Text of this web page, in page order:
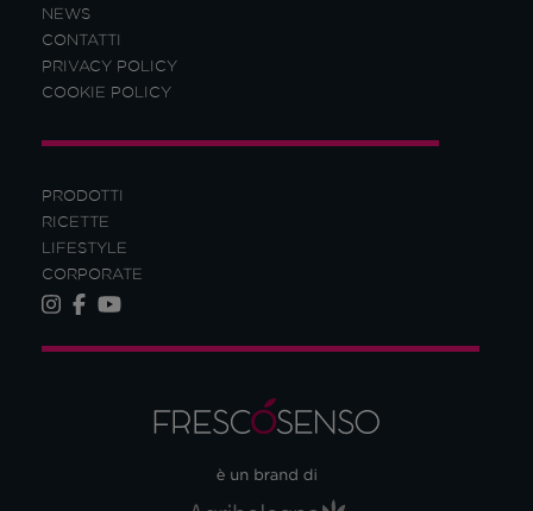
PRODOTTI
RICETTE
LIFESTYLE
CORPORATE
NEWS
CONTATTI
PRIVACY POLICY
COOKIE POLICY